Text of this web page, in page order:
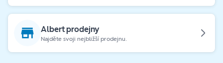
Albert prodejny
Najděte svoji nejbližší prodejnu.